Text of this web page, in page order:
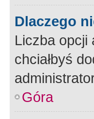
Dlaczego
Liczba opcji
chciałbyś
Góra